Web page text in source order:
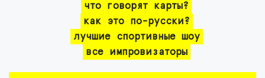
что говорят карты?
как это по-русски?
лучшие спортивные шоу
все импровизаторы